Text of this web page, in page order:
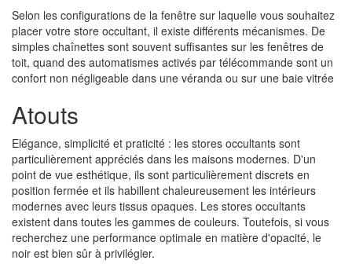
Selon les configurations de la fenêtre sur laquelle vous souhaitez
placer votre store occultant, il existe différents mécanismes. De
simples chaînettes sont souvent suffisantes sur les fenêtres de
toit, quand des automatismes activés par télécommande sont un
confort non négligeable dans une véranda ou sur une baie vitrée
Atouts
Elégance, simplicité et praticité : les stores occultants sont
particulièrement appréciés dans les maisons modernes. D'un
point de vue esthétique, ils sont particulièrement discrets en
position fermée et ils habillent chaleureusement les intérieurs
modernes avec leurs tissus opaques. Les stores occultants
existent dans toutes les gammes de couleurs. Toutefois, si vous
recherchez une performance optimale en matière d'opacité, le
noir est bien sûr à privilégier.